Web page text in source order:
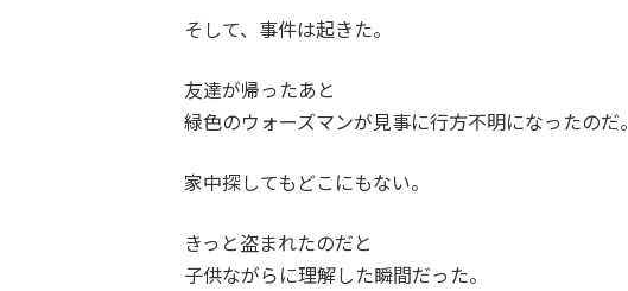
そして、事件は起きた。
友達が帰ったあと
緑色のウォーズマンが見事に行方不明になったのだ。
家中探してもどこにもない。
きっと盗まれたのだと
子供ながらに理解した瞬間だった。